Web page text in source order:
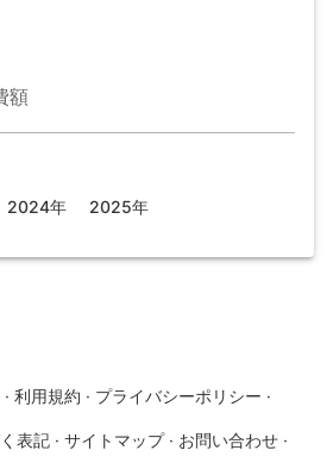
額
2024年 2025年
· 利用規約 · プライバシーポリシー ·
表記 · サイトマップ · お問い合わせ ·